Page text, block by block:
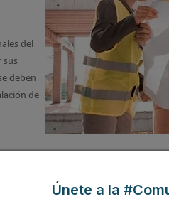
del
sus
deben
de
para
Únete a la